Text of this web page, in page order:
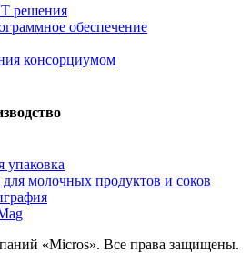
решения
обеспечение
консорциумом
упаковка
для молочных продуктов и соков
«Micros». Все права защищены.